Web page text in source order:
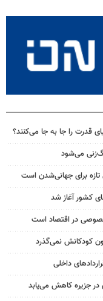
برای جهانی‌شدن است
کشور آغاز شد
در اقتصاد است
کودکانش نمی‌گذرد
داخلی
جزیره کاهش می‌یابد